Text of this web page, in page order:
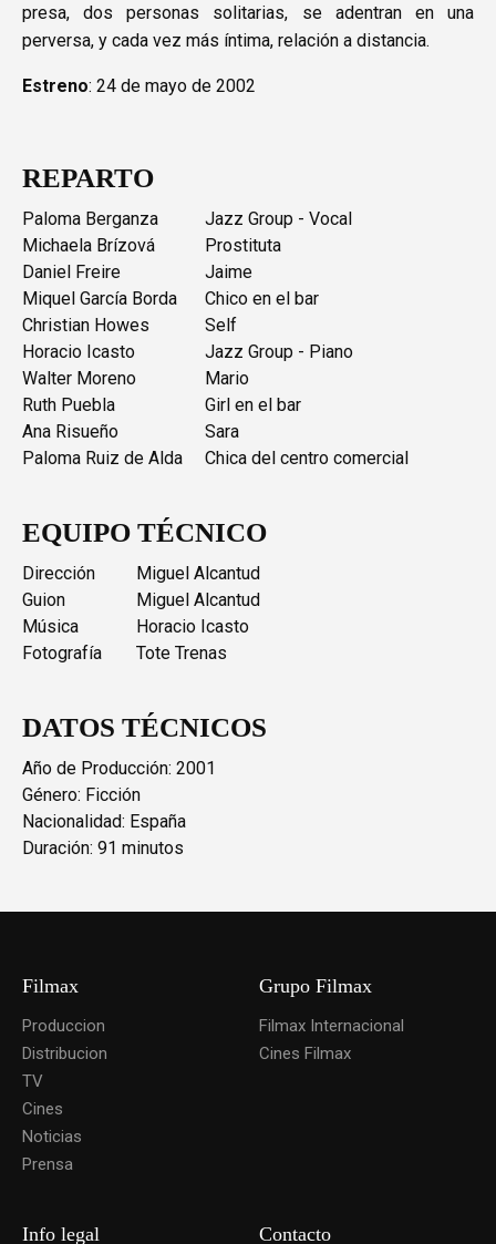
presa, dos personas solitarias, se adentran en una
perversa, y cada vez más íntima, relación a distancia.
Estreno: 24 de mayo de 2002
REPARTO
Paloma Berganza
Jazz Group - Vocal
Michaela Brízová
Prostituta
Daniel Freire
Jaime
Miquel García Borda
Chico en el bar
Christian Howes
Self
Horacio Icasto
Jazz Group - Piano
Walter Moreno
Mario
Ruth Puebla
Girl en el bar
Ana Risueño
Sara
Paloma Ruiz de Alda
Chica del centro comercial
EQUIPO TÉCNICO
Dirección
Miguel Alcantud
Guion
Miguel Alcantud
Música
Horacio Icasto
Fotografía
Tote Trenas
DATOS TÉCNICOS
Año de Producción: 2001
Género: Ficción
Nacionalidad: España
Duración: 91 minutos
Filmax
Produccion
Distribucion
TV
Cines
Noticias
Prensa
Grupo Filmax
Filmax Internacional
Cines Filmax
Info legal Contacto